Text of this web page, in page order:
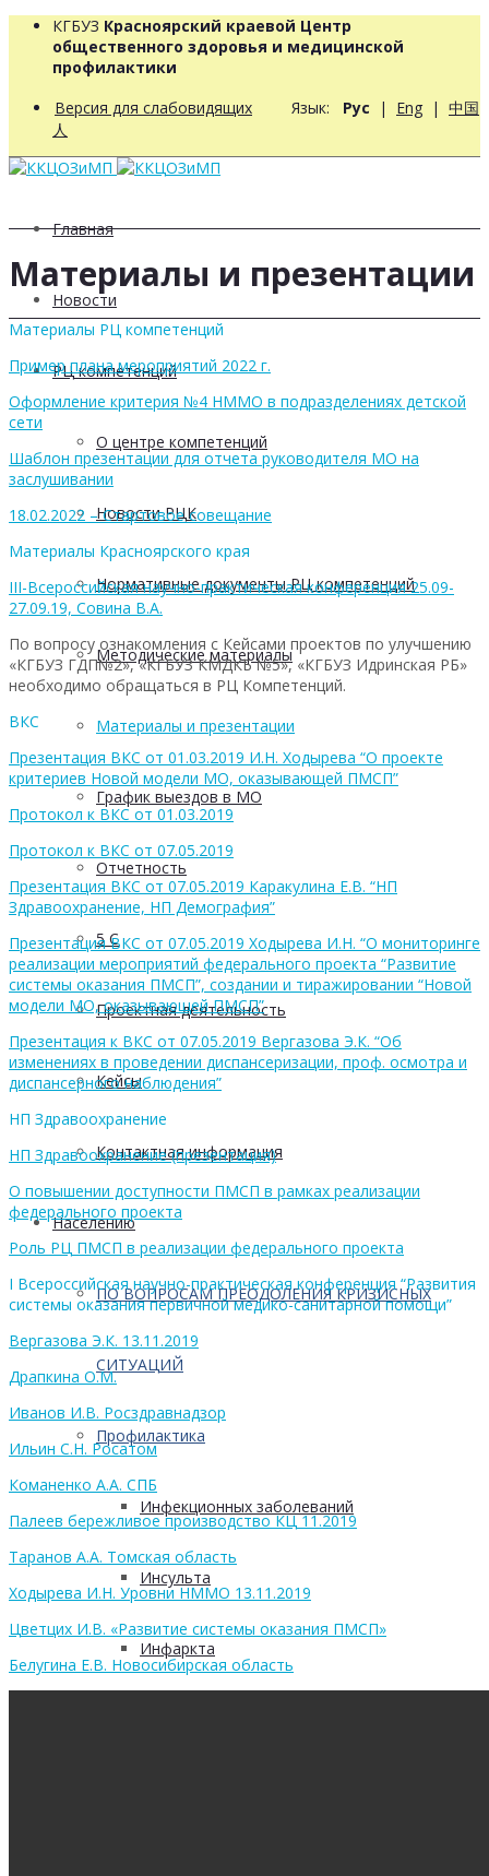
КГБУЗ Красноярский краевой Центр
общественного здоровья и медицинской
профилактики
Версия для слабовидящих Язык: Рус | Eng | 中国
人
Главная
Новости
РЦ компетенций
О центре компетенций
Новости РЦК
Нормативные документы РЦ компетенций
Методические материалы
Материалы и презентации
График выездов в МО
Отчетность
5 С
Проектная деятельность
Кейсы
Контактная информация
Населению
ПО ВОПРОСАМ ПРЕОДОЛЕНИЯ КРИЗИСНЫХ
СИТУАЦИЙ
Профилактика
Инфекционных заболеваний
Инсульта
Инфаркта
Материалы и презентации
Материалы РЦ компетенций
Пример плана мероприятий 2022 г.
Оформление критерия №4 НММО в подразделениях детской
сети
Шаблон презентации для отчета руководителя МО на
заслушивании
18.02.2022 – Стартовое совещание
Материалы Красноярского края
III-Всероссийская научно-практическая конференция 25.09-
27.09.19, Совина В.А.
По вопросу ознакомления с Кейсами проектов по улучшению
«КГБУЗ ГДП№2», «КГБУЗ КМДКБ №5», «КГБУЗ Идринская РБ»
необходимо обращаться в РЦ Компетенций.
ВКС
Презентация ВКС от 01.03.2019 И.Н. Ходырева “О проекте
критериев Новой модели МО, оказывающей ПМСП”
Протокол к ВКС от 01.03.2019
Протокол к ВКС от 07.05.2019
Презентация ВКС от 07.05.2019 Каракулина Е.В. “НП
Здравоохранение, НП Демография”
Презентация ВКС от 07.05.2019 Ходырева И.Н. “О мониторинге
реализации мероприятий федерального проекта “Развитие
системы оказания ПМСП”, создании и тиражировании “Новой
модели МО, оказывающей ПМСП”
Презентация к ВКС от 07.05.2019 Вергазова Э.К. “Об
изменениях в проведении диспансеризации, проф. осмотра и
диспансерного наблюдения”
НП Здравоохранение
НП Здравоохранение (презентация)
О повышении доступности ПМСП в рамках реализации
федерального проекта
Роль РЦ ПМСП в реализации федерального проекта
I Всероссийская научно-практическая конференция “Развития
системы оказания первичной медико-санитарной помощи”
Вергазова Э.К. 13.11.2019
Драпкина О.М.
Иванов И.В. Росздравнадзор
Ильин С.Н. Росатом
Команенко А.А. СПБ
Палеев бережливое производство КЦ 11.2019
Таранов А.А. Томская область
Ходырева И.Н. Уровни НММО 13.11.2019
Цветцих И.В. «Развитие системы оказания ПМСП»
Белугина Е.В. Новосибирская область